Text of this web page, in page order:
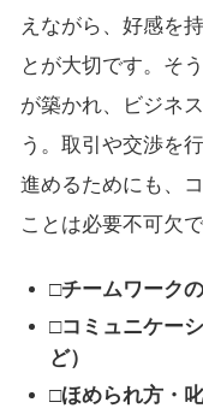
えながら、好感を
とが大切です。そ
が築かれ、ビジネ
う。取引や交渉を
進めるためにも、
ことは必要不可欠で
□チームワーク
□コミュニケー
ど）
□ほめられ方・